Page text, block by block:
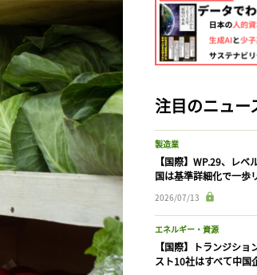
注目のニュー
製造業
【国際】WP.29、レ
国は基準詳細化で一歩
2026/07/13
エネルギー・資源
【国際】トランジシ
スト10社はすべて中国